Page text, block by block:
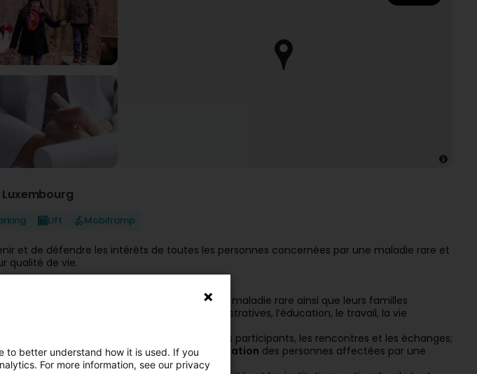
Luxembourg
Lift Mobilramp
et de défendre les intérêts de toutes les personnes concernées par une maladie rare et
qualité de vie.
par une maladie rare ainsi que leurs familles
aux soins de santé, les procédures administratives, l’éducation, le travail, la vie
de leurs droits sociaux;
et sportives favorisant le bien-être des participants, les rencontres et les échanges;
renforcement des capacités et l’autonomisation des personnes affectées par une
to better understand how it is used. If you
For more information, see our privacy